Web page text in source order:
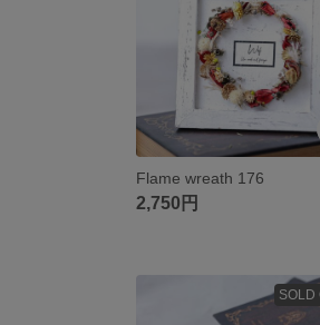
Flame wreath 176
2,750円
SOLD